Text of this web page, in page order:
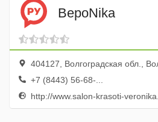
ВероNika
404127, Волгоградская обл.,
+7 (8443) 56-68-...
http://www.salon-krasoti-